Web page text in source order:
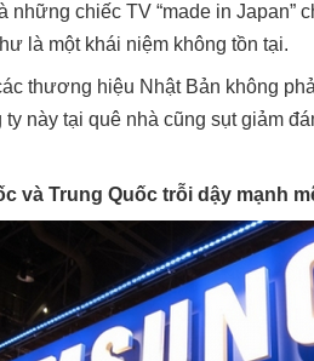
những chiếc TV “made in
là một khái niệm không tồn tại.
thương hiệu Nhật Bản không
ty này tại quê nhà cũng sụt giảm
và Trung Quốc trỗi dậy mạnh